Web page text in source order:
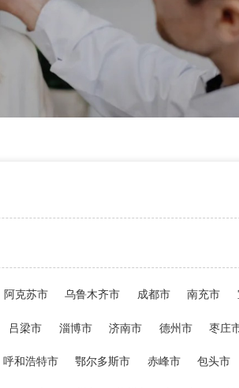
阿克苏市 乌鲁木齐市 成都市 南充市
吕梁市 淄博市 济南市 德州市 枣庄
呼和浩特市 鄂尔多斯市 赤峰市 包头市